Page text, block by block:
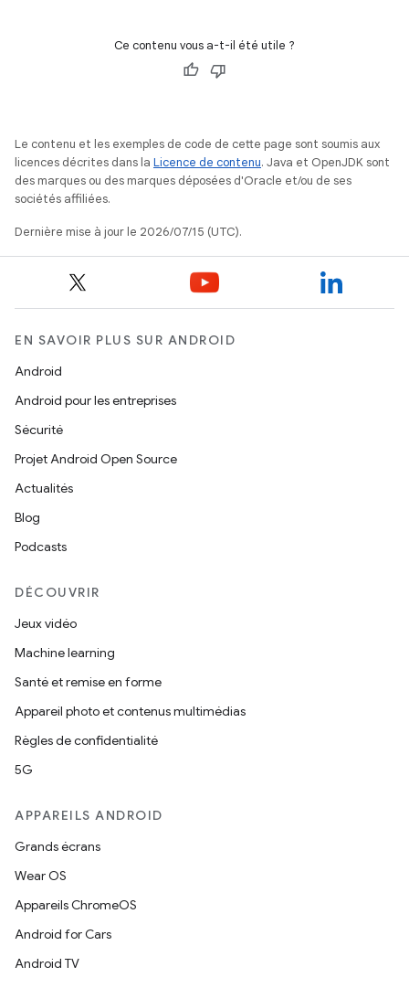
Ce contenu vous a-t-il été utile ?
Le contenu et les exemples de code de cette page sont soumis aux
licences décrites dans la Licence de contenu. Java et OpenJDK sont
des marques ou des marques déposées d'Oracle et/ou de ses
sociétés affiliées.
Dernière mise à jour le 2026/07/15 (UTC).
EN SAVOIR PLUS SUR ANDROID
Android
Android pour les entreprises
Sécurité
Projet Android Open Source
Actualités
Blog
Podcasts
DÉCOUVRIR
Jeux vidéo
Machine learning
Santé et remise en forme
Appareil photo et contenus multimédias
Règles de confidentialité
5G
APPAREILS ANDROID
Grands écrans
Wear OS
Appareils ChromeOS
Android for Cars
Android TV